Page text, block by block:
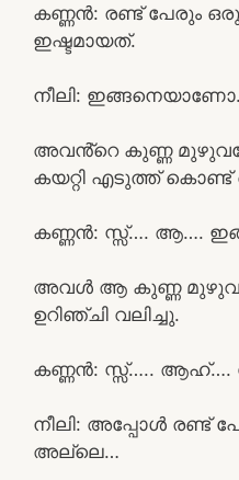
കണ്ണൻ: രണ്ട് പേരും
ഇഷ്ടമായത്.
നീലി: ഇങ്ങനെയാണോ.
അവൻ്റെ കുണ്ണ
കയറ്റി എടുത്ത്
കണ്ണൻ: സ്സ്‌…. ആ….
അവൾ ആ കുണ്ണ
ഉറിഞ്ചി വലിച്ചു.
കണ്ണൻ: സ്സ്‌….. ആഹ്….
നീലി: അപ്പോൾ രണ്ട്
അല്ലെ…